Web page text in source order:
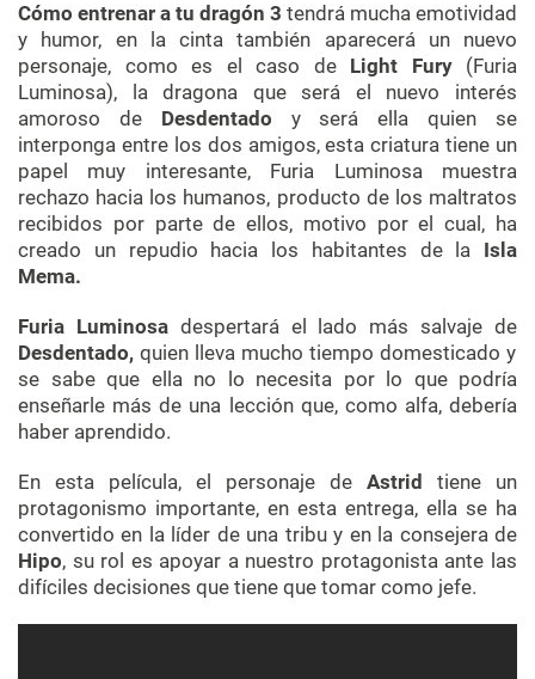
Cómo entrenar a tu dragón 3 tendrá mucha emotividad
y humor, en la cinta también aparecerá un nuevo
personaje, como es el caso deLight Fury(Furia
Luminosa), la dragona que será el nuevo interés
amoroso de Desdentado y será ella quien se
interponga entre los dos amigos, esta criatura tiene un
papel muy interesante, Furia Luminosa muestra
rechazo hacia los humanos, producto de los maltratos
recibidos por parte de ellos, motivo por el cual, ha
creado un repudio hacia los habitantes de la Isla
Mema.
Furia Luminosa despertará el lado más salvaje de
Desdentado, quien lleva mucho tiempo domesticado y
se sabe que ella no lo necesita por lo que podría
enseñarle más de una lección que, como alfa, debería
haber aprendido.
En esta película, el personaje de Astrid tiene un
protagonismo importante, en esta entrega, ella se ha
convertido en la líder de una tribu y en la consejera de
Hipo, su rol es apoyar a nuestro protagonista ante las
difíciles decisiones que tiene que tomar como jefe.